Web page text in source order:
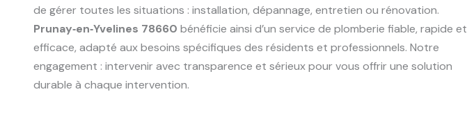
de gérer toutes les situations : installation, dépannage, entretien ou rénovation.
Prunay‑en‑Yvelines 78660 bénéficie ainsi d’un service de plomberie fiable, rapide et
efficace, adapté aux besoins spécifiques des résidents et professionnels. Notre
engagement : intervenir avec transparence et sérieux pour vous offrir une solution
durable à chaque intervention.